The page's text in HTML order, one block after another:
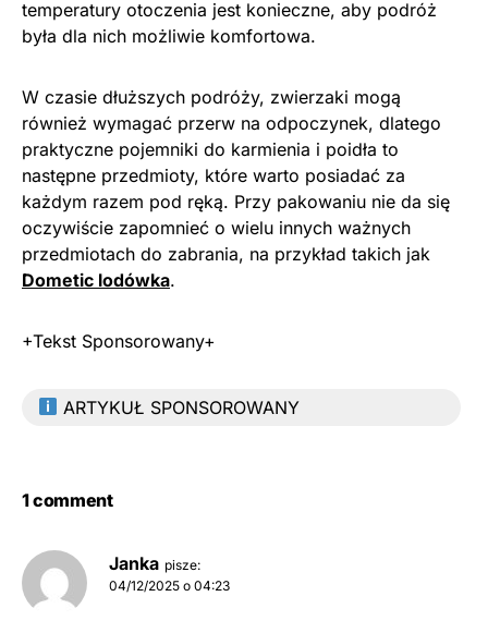
temperatury otoczenia jest konieczne, aby podróż
była dla nich możliwie komfortowa.
W czasie dłuższych podróży, zwierzaki mogą
również wymagać przerw na odpoczynek, dlatego
praktyczne pojemniki do karmienia i poidła to
następne przedmioty, które warto posiadać za
każdym razem pod ręką. Przy pakowaniu nie da się
oczywiście zapomnieć o wielu innych ważnych
przedmiotach do zabrania, na przykład takich jak
Dometic lodówka.
+Tekst Sponsorowany+
ARTYKUŁ SPONSOROWANY
1 comment
Janka pisze:
04/12/2025 o 04:23